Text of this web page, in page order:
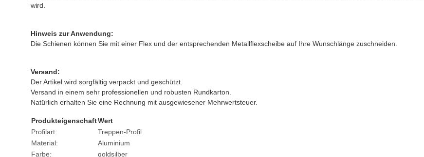
wird.
Hinweis zur Anwendung:
Die Schienen können Sie mit einer Flex und der entsprechenden Metallflexscheibe auf Ihre Wunschlänge zuschneiden.
Versand:
Der Artikel wird sorgfältig verpackt und geschützt.
Versand in einem sehr professionellen und robusten Rundkarton.
Natürlich erhalten Sie eine Rechnung mit ausgewiesener Mehrwertsteuer.
ProdukteigenschaftWert
Profilart:
Treppen-Profil
Material:
Aluminium
Farbe:
goldsilber